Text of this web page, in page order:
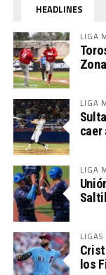
HEADLINES
LIGA
LIGA
caer
LIGA
los